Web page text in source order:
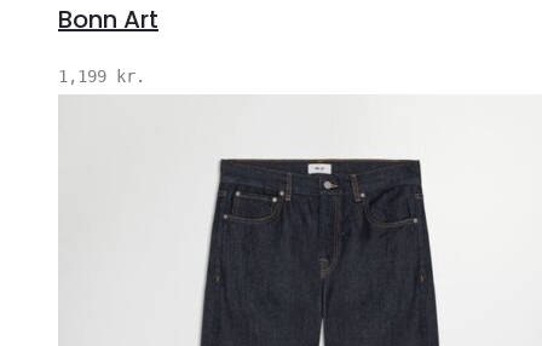
Bonn Art
1,199 kr.